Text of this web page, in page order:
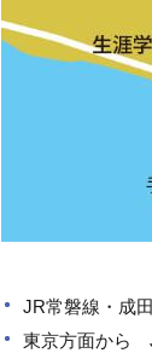
JR常磐線・成
東京方面から